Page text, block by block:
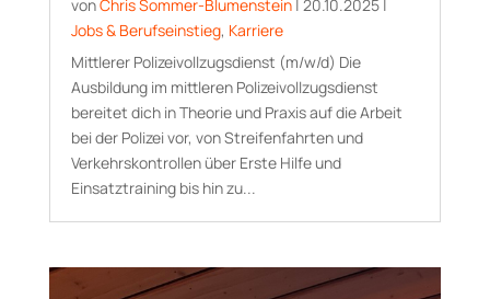
vonChris Sommer-Blumenstein| 20.10.2025|
Jobs & Berufseinstieg, Karriere
Mittlerer Polizeivollzugsdienst (m/w/d) Die
Ausbildung im mittleren Polizeivollzugsdienst
bereitet dich in Theorie und Praxis auf die Arbeit
bei der Polizei vor, von Streifenfahrten und
Verkehrskontrollen über Erste Hilfe und
Einsatztraining bis hin zu...